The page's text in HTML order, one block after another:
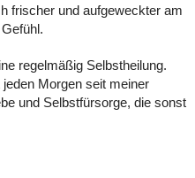
frischer und aufgeweckter am
regelmäßig Selbstheilung.
Morgen seit meiner
und Selbstfürsorge, die sonst